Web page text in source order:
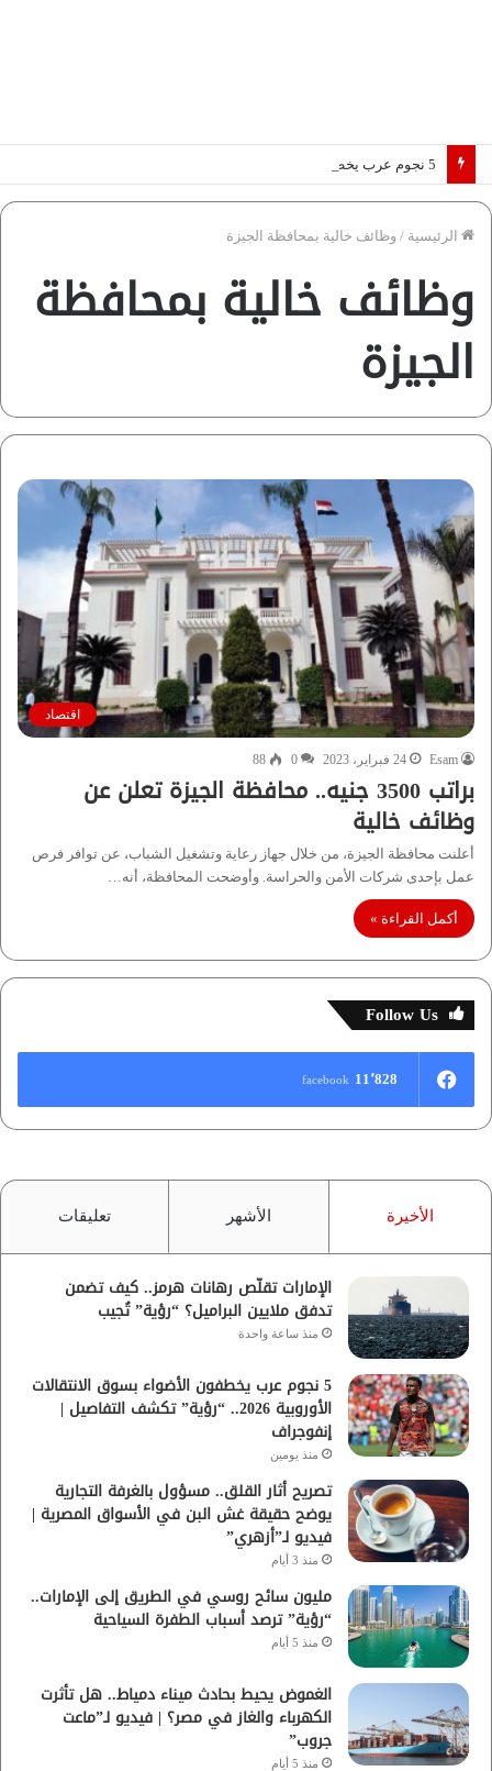
الرئيسية / وظائف خالية بمحافظة الجيزة
وظائف خالية بمحافظة
الجيزة
اقتصاد
Esam 24 فبراير، 2023 0
88
براتب 3500 جنيه.. محافظة الجيزة تعلن عن
وظائف خالية
أعلنت محافظة الجيزة، من خلال جهاز رعاية وتشغيل الشباب، عن توافر فرص
عمل بإحدى شركات الأمن والحراسة. وأوضحت المحافظة، أنه…
أكمل القراءة »
Follow Us
11٬828 facebook
الأخيرة الأشهر تعليقات
الإمارات تقلّص رهانات هرمز.. كيف تضمن
تدفق ملايين البراميل؟ “رؤية” تُجيب
منذ ساعة واحدة
5 نجوم عرب يخطفون الأضواء بسوق الانتقالات
الأوروبية 2026.. “رؤية” تكشف التفاصيل |
إنفوجراف
منذ يومين
تصريح أثار القلق.. مسؤول بالغرفة التجارية
يوضح حقيقة غش البن في الأسواق المصرية |
فيديو لـ”أزهري”
منذ 3 أيام
مليون سائح روسي في الطريق إلى الإمارات..
“رؤية” ترصد أسباب الطفرة السياحية
منذ 5 أيام
الغموض يحيط بحادث ميناء دمياط.. هل تأثرت
الكهرباء والغاز في مصر؟ | فيديو لـ”ماعت
جروب”
منذ 5 أيام